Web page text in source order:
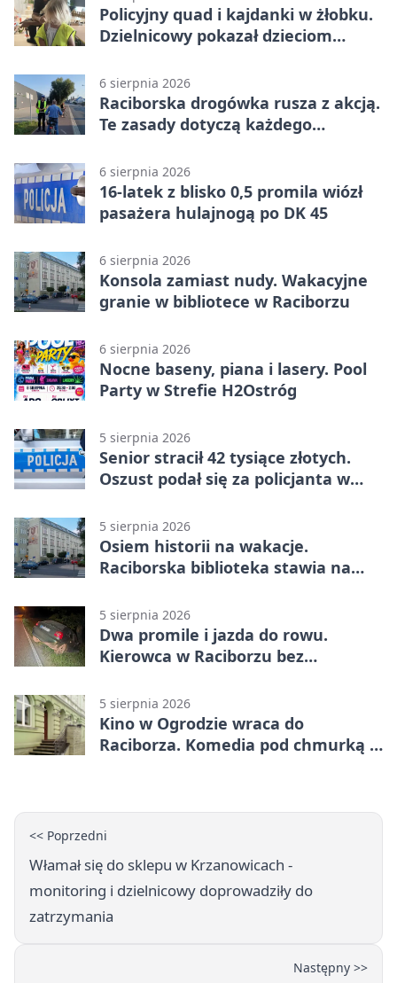
Policyjny quad i kajdanki w żłobku.
Dzielnicowy pokazał dzieciom
6 sierpnia 2026
Raciborska drogówka rusza z akcją.
Te zasady dotyczą każdego
6 sierpnia 2026
16-latek z blisko 0,5 promila wiózł
pasażera hulajnogą po DK 45
6 sierpnia 2026
Konsola zamiast nudy. Wakacyjne
granie w bibliotece w Raciborzu
6 sierpnia 2026
Nocne baseny, piana i lasery. Pool
Party w Strefie H2Ostróg
5 sierpnia 2026
Senior stracił 42 tysiące złotych.
Oszust podał się za policjanta w
5 sierpnia 2026
Osiem historii na wakacje.
Raciborska biblioteka stawia na
5 sierpnia 2026
Dwa promile i jazda do rowu.
Kierowca w Raciborzu bez
5 sierpnia 2026
Kino w Ogrodzie wraca do
Raciborza. Komedia pod chmurką w
<< Poprzedni
Włamał się do sklepu w Krzanowicach -
monitoring i dzielnicowy doprowadziły do
zatrzymania
Następny >>